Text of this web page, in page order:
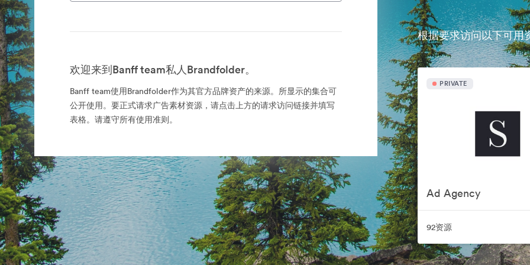
欢迎来到Banff team私人Brandfolder。
Banff team使用Brandfolder作为其官方品牌资产的来源。所显示的集合可
公开使用。要正式请求广告素材资源，请点击上方的请求访问链接并填写
表格。请遵守所有使用准则。
根据要求访问以下可用
PRIVATE
Ad Agency
92资源